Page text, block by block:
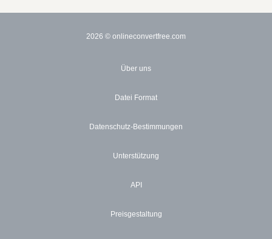
2026 © onlineconvertfree.com
Über uns
Datei Format
Datenschutz-Bestimmungen
Unterstützung
API
Preisgestaltung